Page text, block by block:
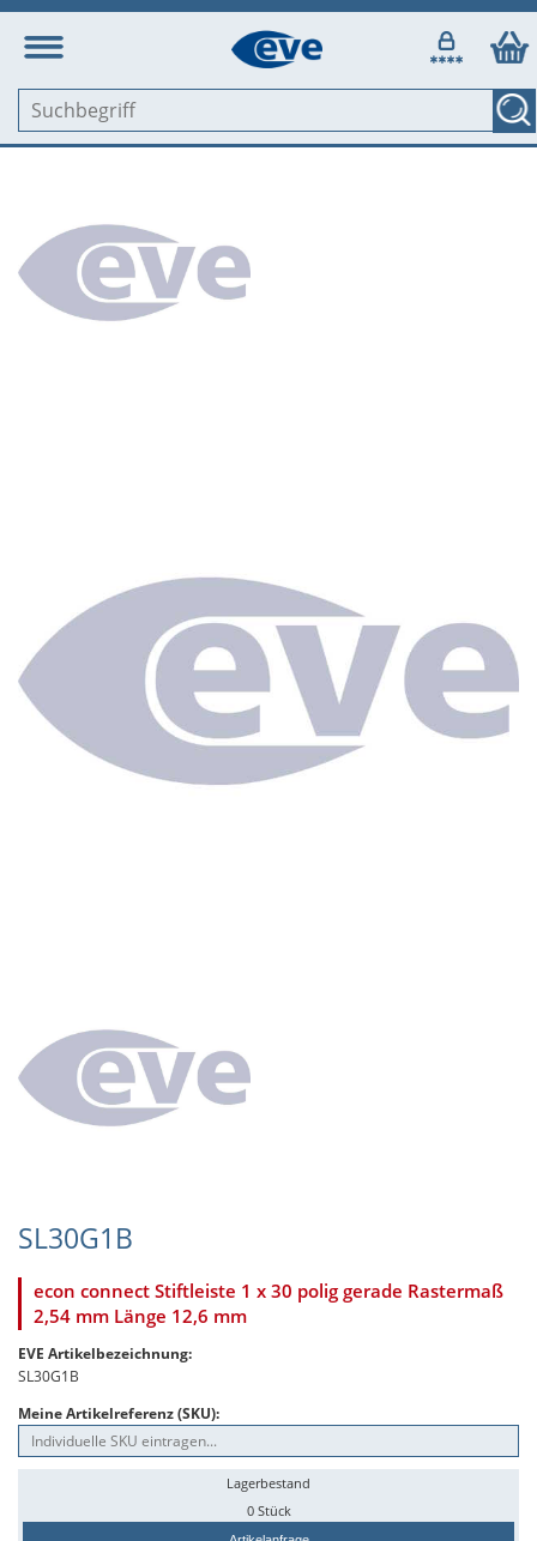
SL30G1B
econ connect Stiftleiste 1 x 30 polig gerade Rastermaß
2,54 mm Länge 12,6 mm
EVE Artikelbezeichnung:
SL30G1B
Meine Artikelreferenz (SKU):
Lagerbestand
0 Stück